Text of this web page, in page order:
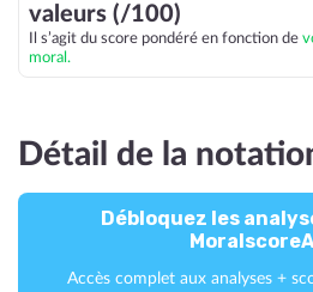
valeurs (/100)
Il s’agit du score pondéré en fonction de
moral.
Détail de la
Débloquez les
Accès complet aux analyses +